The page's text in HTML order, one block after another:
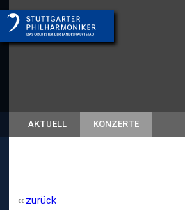
AKTUELL KONZERTE
zurück